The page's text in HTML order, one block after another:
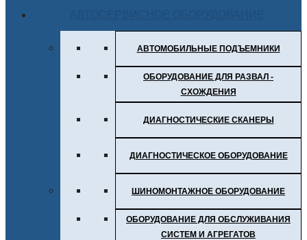
АВТОМОБИЛЬНЫЕ ПОДЪЕМНИКИ
ОБОРУДОВАНИЕ ДЛЯ РАЗВАЛ -
СХОЖДЕНИЯ
ДИАГНОСТИЧЕСКИЕ СКАНЕРЫ
ДИАГНОСТИЧЕСКОЕ ОБОРУДОВАНИЕ
ШИНОМОНТАЖНОЕ ОБОРУДОВАНИЕ
ОБОРУДОВАНИЕ ДЛЯ ОБСЛУЖИВАНИЯ
СИСТЕМ И АГРЕГАТОВ